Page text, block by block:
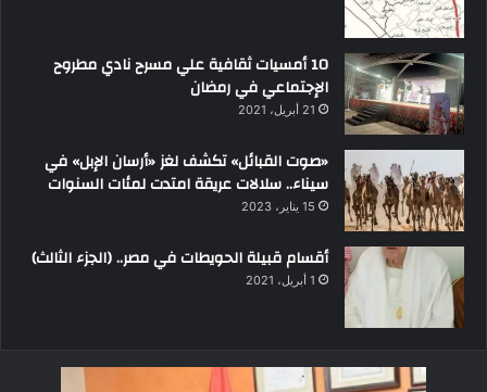
10 أمسيات ثقافية علي مسرح نادي مطروح
الإجتماعي في رمضان
21 أبريل، 2021
«صوت القبائل» تكشف لغز «أرسان الإبل» في
سيناء.. سلالات عريقة امتدت لمئات السنوات
15 يناير، 2023
أقسام قبيلة الحويطات في مصر.. (الجزء الثالث)
1 أبريل، 2021